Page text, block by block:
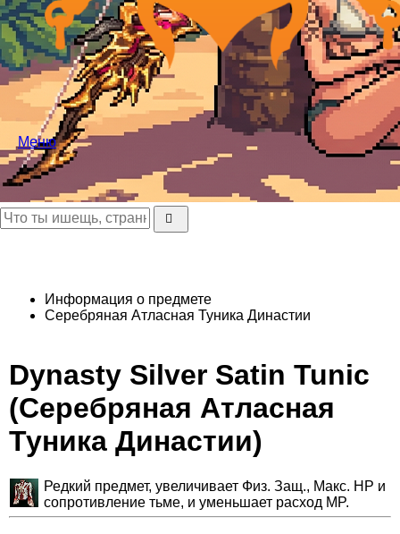
Меню
Информация о предмете
Серебряная Атласная Туника Династии
Dynasty Silver Satin Tunic
(Серебряная Атласная
Туника Династии)
Редкий предмет, увеличивает Физ. Защ., Макс. HP и
сопротивление тьме, и уменьшает расход MP.